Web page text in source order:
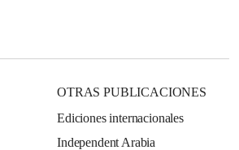
OTRAS PUBLICACIONES
Ediciones internacionales
Independent Arabia